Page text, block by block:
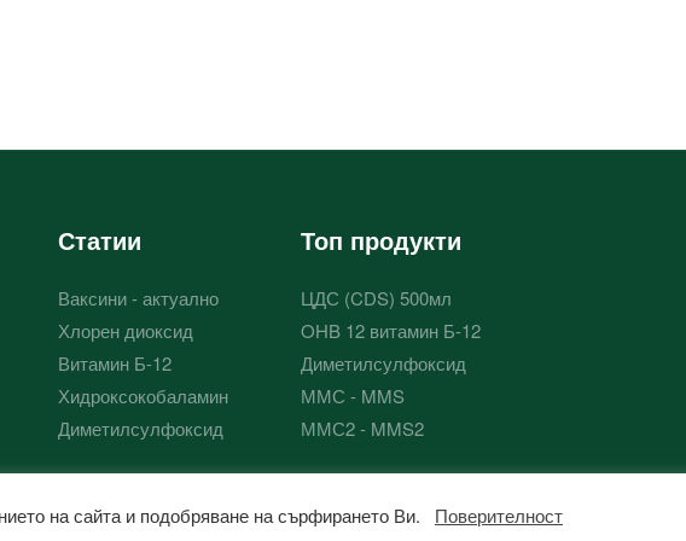
Статии
Ваксини - актуално
Хлорен диоксид
Витамин Б-12
Хидроксокобаламин
Диметилсулфоксид
Топ продукти
ЦДС (CDS) 500мл
OHB 12 витамин Б-12
Диметилсулфоксид
ММС - MMS
ММС2 - MMS2
на сайта и подобряване на сърфирането Ви. Поверителност